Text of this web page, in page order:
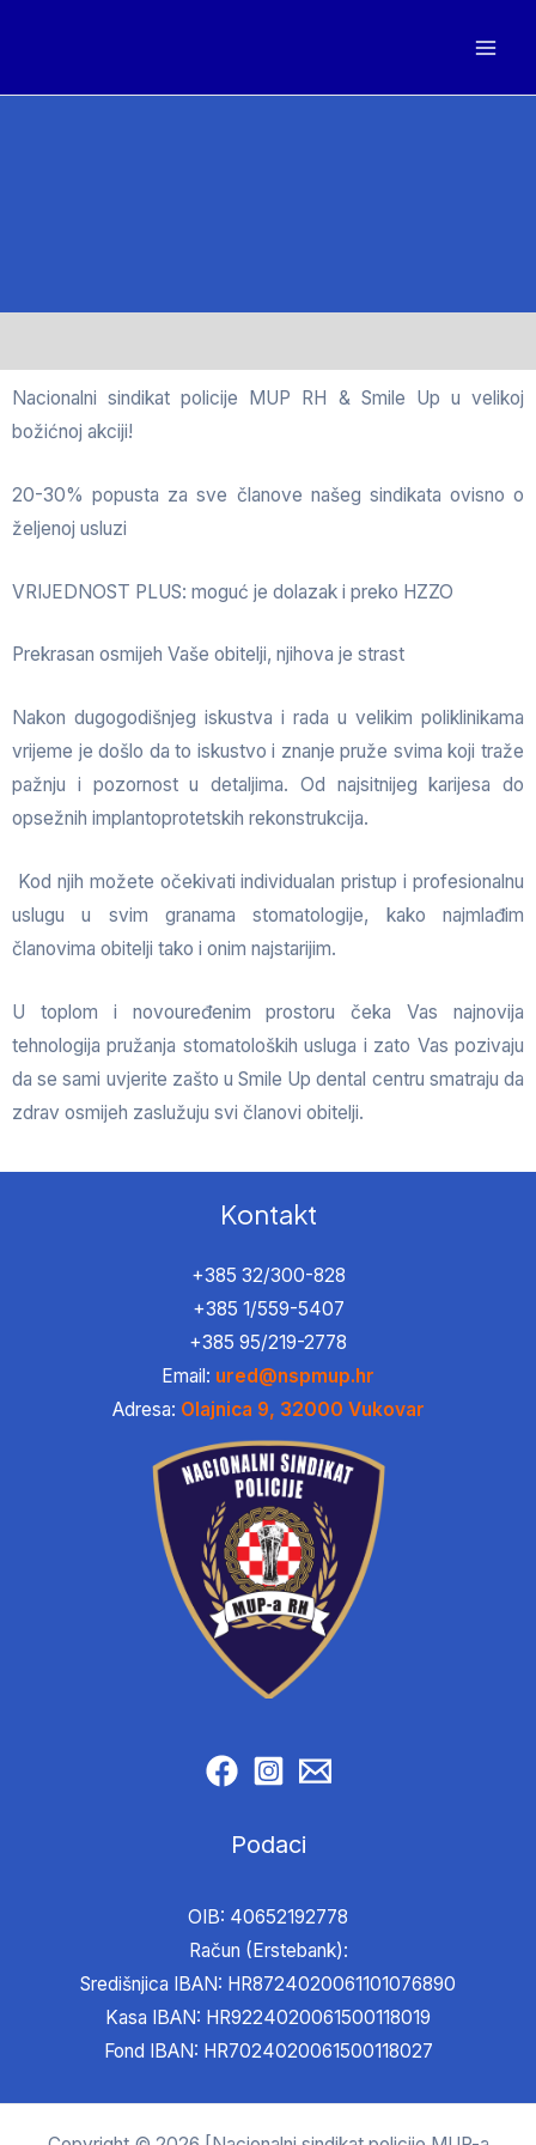
Nacionalni sindikat policije MUP RH & Smile Up u velikoj
božićnoj akciji!
20-30% popusta za sve članove našeg sindikata ovisno o
željenoj usluzi
VRIJEDNOST PLUS: moguć je dolazak i preko HZZO
Prekrasan osmijeh Vaše obitelji, njihova je strast
Nakon dugogodišnjeg iskustva i rada u velikim poliklinikama
vrijeme je došlo da to iskustvo i znanje pruže svima koji traže
pažnju i pozornost u detaljima. Od najsitnijeg karijesa do
opsežnih implantoprotetskih rekonstrukcija.
Kod njih možete očekivati individualan pristup i profesionalnu
uslugu u svim granama stomatologije, kako najmlađim
članovima obitelji tako i onim najstarijim.
U toplom i novouređenim prostoru čeka Vas najnovija
tehnologija pružanja stomatoloških usluga i zato Vas pozivaju
da se sami uvjerite zašto u Smile Up dental centru smatraju da
zdrav osmijeh zaslužuju svi članovi obitelji.
Kontakt
+385 32/300-828
+385 1/559-5407
+385 95/219-2778
Email: ured@nspmup.hr
Adresa: Olajnica 9, 32000 Vukovar
Podaci
OIB: 40652192778
Račun (Erstebank):
Središnjica IBAN: HR8724020061101076890
Kasa IBAN: HR9224020061500118019
Fond IBAN: HR7024020061500118027